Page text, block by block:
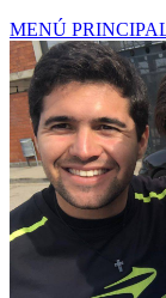
MENÚ